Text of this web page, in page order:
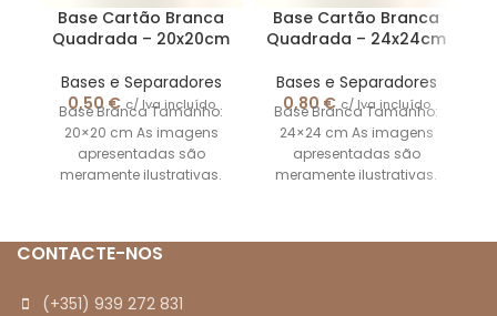
Base Cartão Branca
Quadrada – 20x20cm
Bases e Separadores
0,50 € c/ Iva incluído
Base Branca Tamanho:
20×20 cm As imagens
apresentadas são
meramente ilustrativas.
Base Cartão Branca
Quadrada – 24x24cm
Bases e Separadores
0,80 € c/ Iva incluído
Base Branca Tamanho:
24×24 cm As imagens
apresentadas são
meramente ilustrativas.
CONTACTE-NOS
(+351) 939 272 831